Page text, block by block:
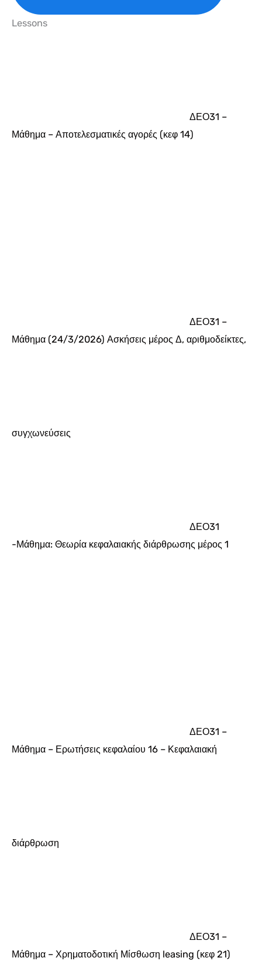
Lessons
ΔΕΟ31 –
Μάθημα – Αποτελεσματικές αγορές (κεφ 14)
ΔΕΟ31 –
Μάθημα (24/3/2026) Ασκήσεις μέρος Δ, αριθμοδείκτες,
συγχωνεύσεις
ΔΕΟ31
-Μάθημα: Θεωρία κεφαλαιακής διάρθρωσης μέρος 1
ΔΕΟ31 –
Μάθημα – Ερωτήσεις κεφαλαίου 16 – Κεφαλαιακή
διάρθρωση
ΔΕΟ31 –
Μάθημα – Χρηματοδοτική Μίσθωση leasing (κεφ 21)